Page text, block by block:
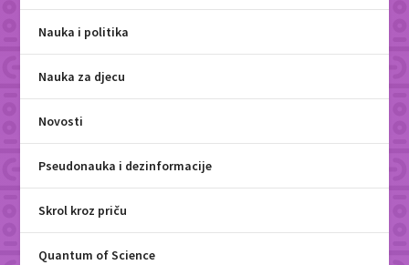
Nauka i politika
Nauka za djecu
Novosti
Pseudonauka i dezinformacije
Skrol kroz priču
Quantum of Science